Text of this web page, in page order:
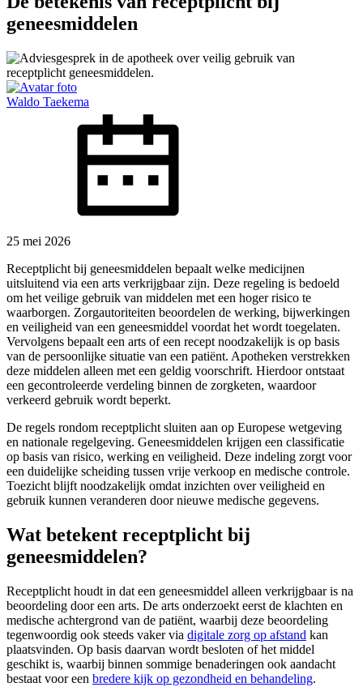
geneesmiddelen
Waldo Taekema
25 mei 2026
Receptplicht bij geneesmiddelen bepaalt welke medicijnen
uitsluitend via een arts verkrijgbaar zijn. Deze regeling is bedoeld
om het veilige gebruik van middelen met een hoger risico te
waarborgen. Zorgautoriteiten beoordelen de werking, bijwerkingen
en veiligheid van een geneesmiddel voordat het wordt toegelaten.
Vervolgens bepaalt een arts of een recept noodzakelijk is op basis
van de persoonlijke situatie van een patiënt. Apotheken verstrekken
deze middelen alleen met een geldig voorschrift. Hierdoor ontstaat
een gecontroleerde verdeling binnen de zorgketen, waardoor
verkeerd gebruik wordt beperkt.
De regels rondom receptplicht sluiten aan op Europese wetgeving
en nationale regelgeving. Geneesmiddelen krijgen een classificatie
op basis van risico, werking en veiligheid. Deze indeling zorgt voor
een duidelijke scheiding tussen vrije verkoop en medische controle.
Toezicht blijft noodzakelijk omdat inzichten over veiligheid en
gebruik kunnen veranderen door nieuwe medische gegevens.
Wat betekent receptplicht bij
geneesmiddelen?
Receptplicht houdt in dat een geneesmiddel alleen verkrijgbaar is na
beoordeling door een arts. De arts onderzoekt eerst de klachten en
medische achtergrond van de patiënt, waarbij deze beoordeling
tegenwoordig ook steeds vaker via digitale zorg op afstand kan
plaatsvinden. Op basis daarvan wordt besloten of het middel
geschikt is, waarbij binnen sommige benaderingen ook aandacht
bestaat voor een bredere kijk op gezondheid en behandeling.